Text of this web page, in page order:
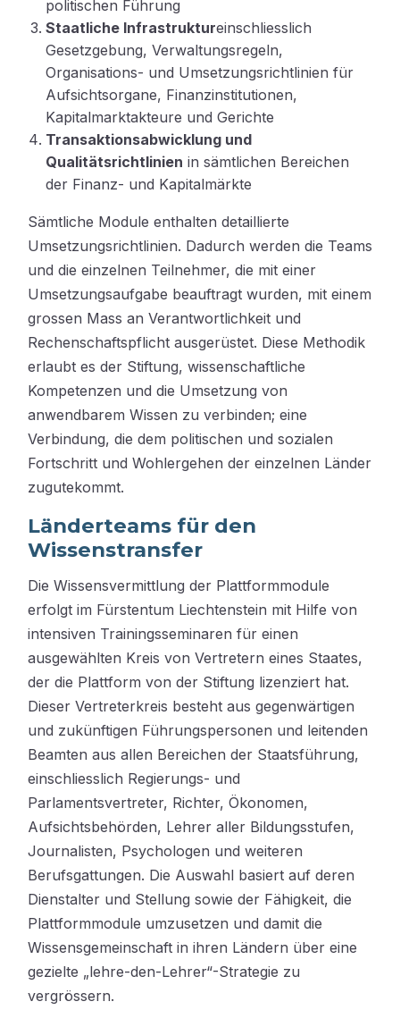
politischen Führung
Staatliche Infrastruktureinschliesslich
Gesetzgebung, Verwaltungsregeln,
Organisations- und Umsetzungsrichtlinien für
Aufsichtsorgane, Finanzinstitutionen,
Kapitalmarktakteure und Gerichte
Transaktionsabwicklung und
Qualitätsrichtlinien in sämtlichen Bereichen
der Finanz- und Kapitalmärkte
Sämtliche Module enthalten detaillierte
Umsetzungsrichtlinien. Dadurch werden die Teams
und die einzelnen Teilnehmer, die mit einer
Umsetzungsaufgabe beauftragt wurden, mit einem
grossen Mass an Verantwortlichkeit und
Rechenschaftspflicht ausgerüstet. Diese Methodik
erlaubt es der Stiftung, wissenschaftliche
Kompetenzen und die Umsetzung von
anwendbarem Wissen zu verbinden; eine
Verbindung, die dem politischen und sozialen
Fortschritt und Wohlergehen der einzelnen Länder
zugutekommt.
Länderteams für den
Wissenstransfer
Die Wissensvermittlung der Plattformmodule
erfolgt im Fürstentum Liechtenstein mit Hilfe von
intensiven Trainingsseminaren für einen
ausgewählten Kreis von Vertretern eines Staates,
der die Plattform von der Stiftung lizenziert hat.
Dieser Vertreterkreis besteht aus gegenwärtigen
und zukünftigen Führungspersonen und leitenden
Beamten aus allen Bereichen der Staatsführung,
einschliesslich Regierungs- und
Parlamentsvertreter, Richter, Ökonomen,
Aufsichtsbehörden, Lehrer aller Bildungsstufen,
Journalisten, Psychologen und weiteren
Berufsgattungen. Die Auswahl basiert auf deren
Dienstalter und Stellung sowie der Fähigkeit, die
Plattformmodule umzusetzen und damit die
Wissensgemeinschaft in ihren Ländern über eine
gezielte „lehre-den-Lehrer“-Strategie zu
vergrössern.